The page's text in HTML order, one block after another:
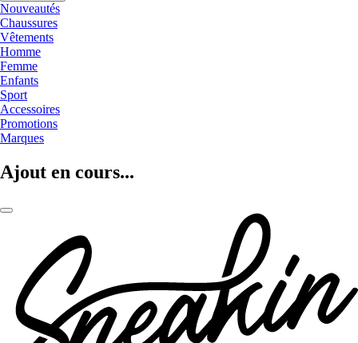
Nouveautés
Chaussures
Vêtements
Homme
Femme
Enfants
Sport
Accessoires
Promotions
Marques
Ajout en cours...